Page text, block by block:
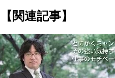
【関連記事】